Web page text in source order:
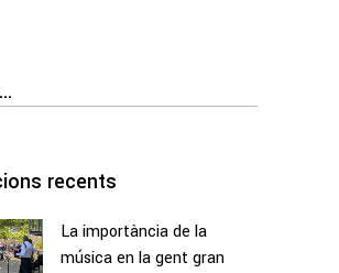
recents
La importància de la
música en la gent gran